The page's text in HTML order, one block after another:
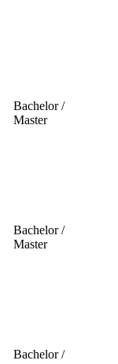
Bachelor /
Master
Bachelor /
Master
Bachelor /